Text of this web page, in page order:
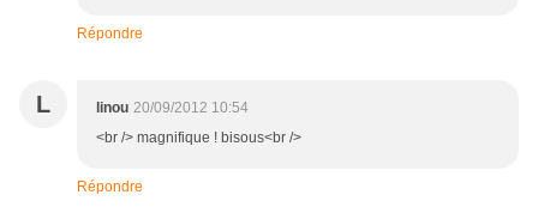
Répondre
L linou 20/09/2012 10:54
<br /> magnifique ! bisous<br />
Répondre